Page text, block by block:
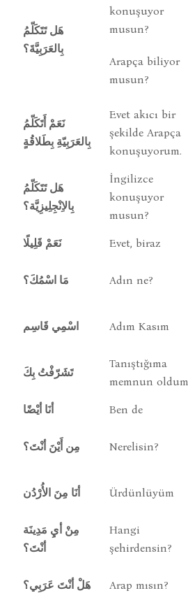
هَل تَتَكَلّمُ
بِالعَرَبِيَّةَ؟
konuşuyor
musun?
Arapça biliyor
musun?
نَعَمْ أَتَكَلّمُ
بِالعَرَبِيّةِ بِطَلاقُةٍ
Evet akıcı bir
şekilde Arapça
konuşuyorum.
هَل تَتَكَلّمُ
بِالاِنْجِلِيزِيَّة؟
İngilizce
konuşuyor
musun?
نَعَمْ قَلِيلًا Evet, biraz
مَا اسْمُكَ؟ Adın ne?
اسْمِي قَاسِم Adım Kasım
تَشَرّفْتُ بِكَ
Tanıştığıma
memnun oldum
أنَا أيْضًا Ben de
مِن أَيْنَ أنْتَ؟ Nerelisin?
أنَا مِنَ الأُرْدُن Ürdünlüyüm
مِنْ أيِ مَدِينَة
أنْتَ؟
Hangi
şehirdensin?
هَلْ أنْتَ عَرَبِي؟ Arap mısın?